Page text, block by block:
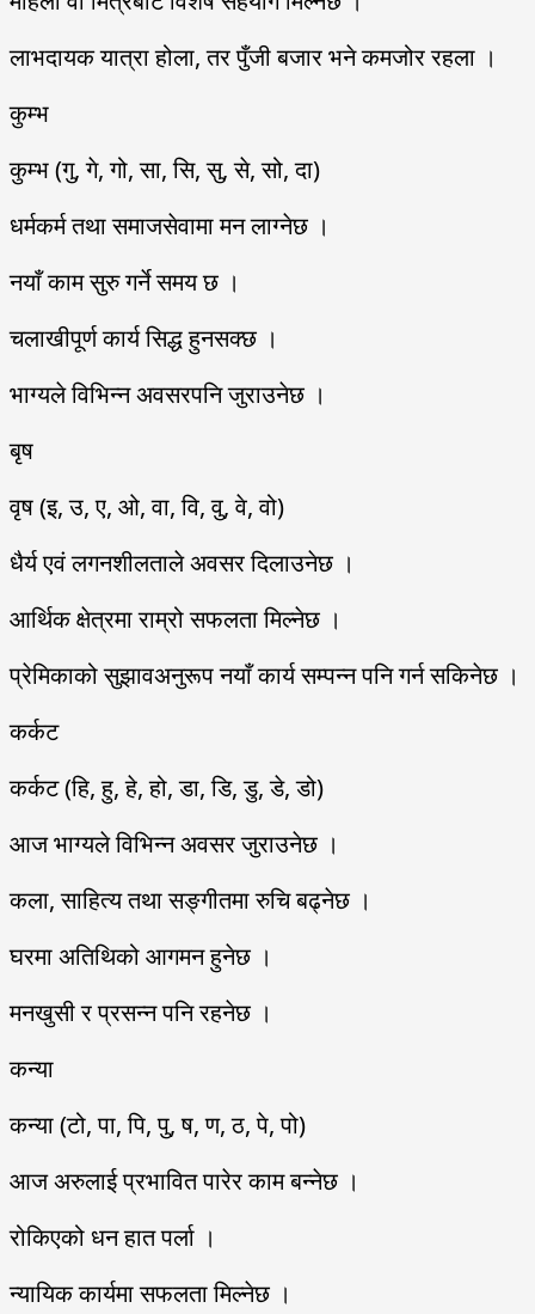
लाभदायक यात्रा होला, तर पुँजी बजार भने कमजोर रहला ।
कुम्भ
कुम्भ (गु, गे, गो, सा, सि, सु, से, सो, दा)
धर्मकर्म तथा समाजसेवामा मन लाग्नेछ ।
नयाँ काम सुरु गर्ने समय छ ।
चलाखीपूर्ण कार्य सिद्ध हुनसक्छ ।
भाग्यले विभिन्न अवसरपनि जुराउनेछ ।
बृष
वृष (इ, उ, ए, ओ, वा, वि, वु, वे, वो)
धैर्य एवं लगनशीलताले अवसर दिलाउनेछ ।
आर्थिक क्षेत्रमा राम्रो सफलता मिल्नेछ ।
प्रेमिकाको सुझावअनुरूप नयाँ कार्य सम्पन्न पनि गर्न सकिनेछ ।
कर्कट
कर्कट (हि, हु, हे, हो, डा, डि, डु, डे, डो)
आज भाग्यले विभिन्न अवसर जुराउनेछ ।
कला, साहित्य तथा सङ्गीतमा रुचि बढ्नेछ ।
घरमा अतिथिको आगमन हुनेछ ।
मनखुसी र प्रसन्न पनि रहनेछ ।
कन्या
कन्या (टो, पा, पि, पु, ष, ण, ठ, पे, पो)
आज अरुलाई प्रभावित पारेर काम बन्नेछ ।
रोकिएको धन हात पर्ला ।
न्यायिक कार्यमा सफलता मिल्नेछ ।